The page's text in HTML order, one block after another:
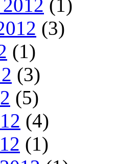
(1)
(3)
(1)
(3)
(5)
(4)
(1)